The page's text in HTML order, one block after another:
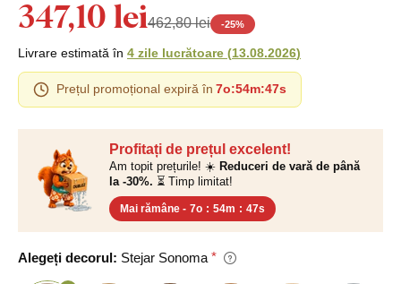
Profitați de prețul excelent!
Am topit prețurile! ☀️ Reduceri de vară de până
la -30%. ⏳ Timp limitat!
Mai rămâne - 7o : 54m : 47s
Alegeți decorul: Stejar Sonoma
347,10 lei462,80 lei -25%
Livrare estimată în 4 zile lucrătoare (13.08.2026)
Prețul promoțional expiră în 7o:54m:47s